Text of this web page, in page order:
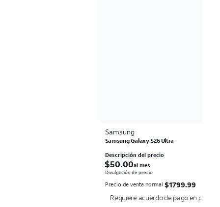
Samsung
Samsung Galaxy S26 Ultra
Descripción del precio
$50.00 al mes
$50.00al mes
Divulgación de precio
Precio de venta normal $1799.99
$1799.99
Requiere acuerdo de pago en